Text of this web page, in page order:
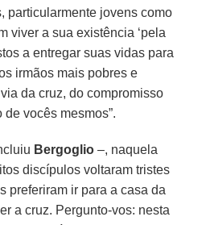
particularmente jovens como
viver a sua existência ‘pela
a entregar suas vidas para
irmãos mais pobres e
da cruz, do compromisso
vocês mesmos”.
Bergoglio –, naquela
discípulos voltaram tristes
preferiram ir para a casa da
a cruz. Pergunto-vos: nesta